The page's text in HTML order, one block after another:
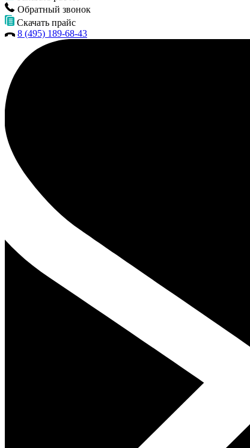
Обратный звонок
Скачать прайс
8 (495) 189-68-43